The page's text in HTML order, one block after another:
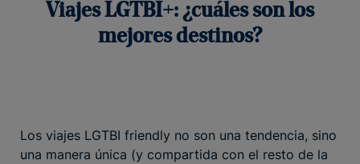
Viajes LGTBI+: ¿cuáles son los
mejores destinos?
Los viajes LGTBI friendly no son una tendencia, sino
una manera única (y compartida con el resto de la